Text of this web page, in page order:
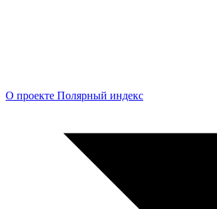
О проекте Полярный индекс